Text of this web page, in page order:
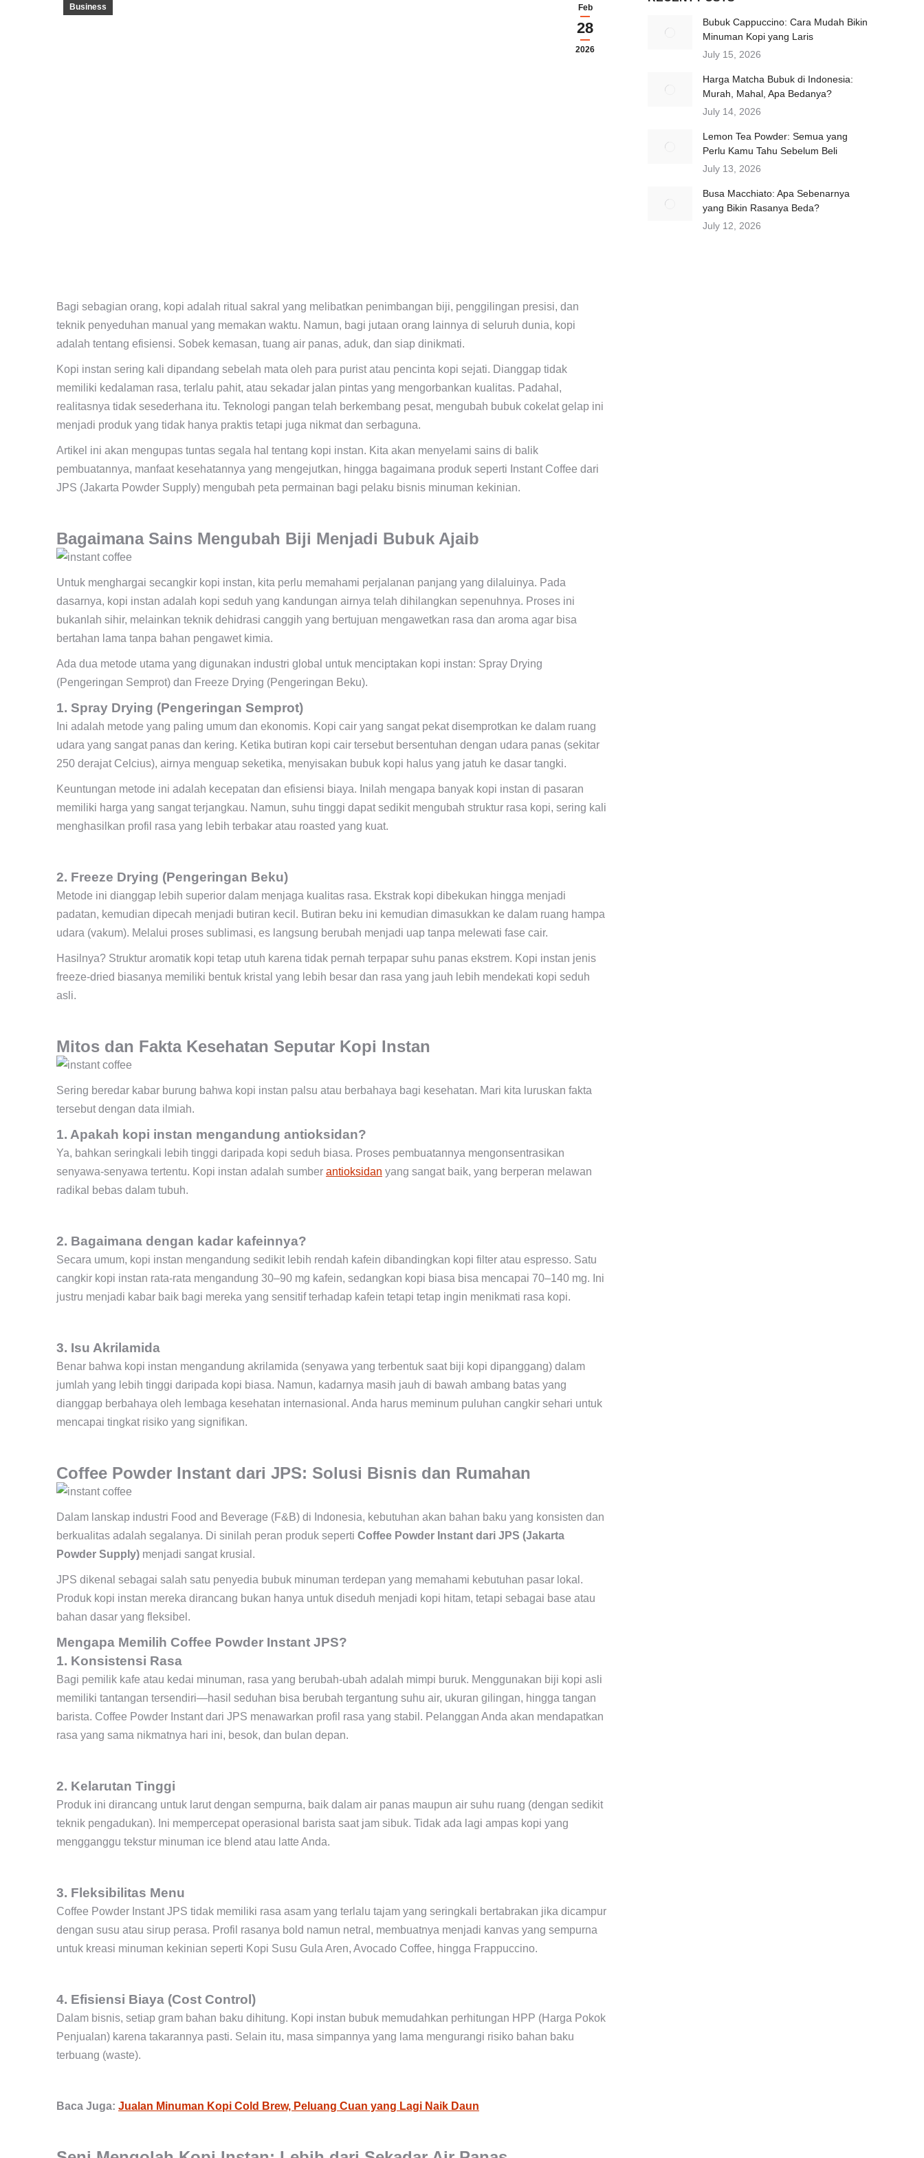
Feb
28
2026
Business
Bagi sebagian orang, kopi adalah ritual sakral yang melibatkan penimbangan biji, penggilingan presisi, dan
teknik penyeduhan manual yang memakan waktu. Namun, bagi jutaan orang lainnya di seluruh dunia, kopi
adalah tentang efisiensi. Sobek kemasan, tuang air panas, aduk, dan siap dinikmati.
Kopi instan sering kali dipandang sebelah mata oleh para purist atau pencinta kopi sejati. Dianggap tidak
memiliki kedalaman rasa, terlalu pahit, atau sekadar jalan pintas yang mengorbankan kualitas. Padahal,
realitasnya tidak sesederhana itu. Teknologi pangan telah berkembang pesat, mengubah bubuk cokelat gelap ini
menjadi produk yang tidak hanya praktis tetapi juga nikmat dan serbaguna.
Artikel ini akan mengupas tuntas segala hal tentang kopi instan. Kita akan menyelami sains di balik
pembuatannya, manfaat kesehatannya yang mengejutkan, hingga bagaimana produk seperti Instant Coffee dari
JPS (Jakarta Powder Supply) mengubah peta permainan bagi pelaku bisnis minuman kekinian.
Bagaimana Sains Mengubah Biji Menjadi Bubuk Ajaib
Untuk menghargai secangkir kopi instan, kita perlu memahami perjalanan panjang yang dilaluinya. Pada
dasarnya, kopi instan adalah kopi seduh yang kandungan airnya telah dihilangkan sepenuhnya. Proses ini
bukanlah sihir, melainkan teknik dehidrasi canggih yang bertujuan mengawetkan rasa dan aroma agar bisa
bertahan lama tanpa bahan pengawet kimia.
Ada dua metode utama yang digunakan industri global untuk menciptakan kopi instan: Spray Drying
(Pengeringan Semprot) dan Freeze Drying (Pengeringan Beku).
1. Spray Drying (Pengeringan Semprot)
Ini adalah metode yang paling umum dan ekonomis. Kopi cair yang sangat pekat disemprotkan ke dalam ruang
udara yang sangat panas dan kering. Ketika butiran kopi cair tersebut bersentuhan dengan udara panas (sekitar
250 derajat Celcius), airnya menguap seketika, menyisakan bubuk kopi halus yang jatuh ke dasar tangki.
Keuntungan metode ini adalah kecepatan dan efisiensi biaya. Inilah mengapa banyak kopi instan di pasaran
memiliki harga yang sangat terjangkau. Namun, suhu tinggi dapat sedikit mengubah struktur rasa kopi, sering kali
menghasilkan profil rasa yang lebih terbakar atau roasted yang kuat.
2. Freeze Drying (Pengeringan Beku)
Metode ini dianggap lebih superior dalam menjaga kualitas rasa. Ekstrak kopi dibekukan hingga menjadi
padatan, kemudian dipecah menjadi butiran kecil. Butiran beku ini kemudian dimasukkan ke dalam ruang hampa
udara (vakum). Melalui proses sublimasi, es langsung berubah menjadi uap tanpa melewati fase cair.
Hasilnya? Struktur aromatik kopi tetap utuh karena tidak pernah terpapar suhu panas ekstrem. Kopi instan jenis
freeze-dried biasanya memiliki bentuk kristal yang lebih besar dan rasa yang jauh lebih mendekati kopi seduh
asli.
Mitos dan Fakta Kesehatan Seputar Kopi Instan
Sering beredar kabar burung bahwa kopi instan palsu atau berbahaya bagi kesehatan. Mari kita luruskan fakta
tersebut dengan data ilmiah.
1. Apakah kopi instan mengandung antioksidan?
Ya, bahkan seringkali lebih tinggi daripada kopi seduh biasa. Proses pembuatannya mengonsentrasikan
senyawa-senyawa tertentu. Kopi instan adalah sumber antioksidan yang sangat baik, yang berperan melawan
radikal bebas dalam tubuh.
2. Bagaimana dengan kadar kafeinnya?
Secara umum, kopi instan mengandung sedikit lebih rendah kafein dibandingkan kopi filter atau espresso. Satu
cangkir kopi instan rata-rata mengandung 30–90 mg kafein, sedangkan kopi biasa bisa mencapai 70–140 mg. Ini
justru menjadi kabar baik bagi mereka yang sensitif terhadap kafein tetapi tetap ingin menikmati rasa kopi.
3. Isu Akrilamida
Benar bahwa kopi instan mengandung akrilamida (senyawa yang terbentuk saat biji kopi dipanggang) dalam
jumlah yang lebih tinggi daripada kopi biasa. Namun, kadarnya masih jauh di bawah ambang batas yang
dianggap berbahaya oleh lembaga kesehatan internasional. Anda harus meminum puluhan cangkir sehari untuk
mencapai tingkat risiko yang signifikan.
Coffee Powder Instant dari JPS: Solusi Bisnis dan Rumahan
Dalam lanskap industri Food and Beverage (F&B) di Indonesia, kebutuhan akan bahan baku yang konsisten dan
berkualitas adalah segalanya. Di sinilah peran produk seperti Coffee Powder Instant dari JPS (Jakarta
Powder Supply) menjadi sangat krusial.
JPS dikenal sebagai salah satu penyedia bubuk minuman terdepan yang memahami kebutuhan pasar lokal.
Produk kopi instan mereka dirancang bukan hanya untuk diseduh menjadi kopi hitam, tetapi sebagai base atau
bahan dasar yang fleksibel.
Mengapa Memilih Coffee Powder Instant JPS?
1. Konsistensi Rasa
Bagi pemilik kafe atau kedai minuman, rasa yang berubah-ubah adalah mimpi buruk. Menggunakan biji kopi asli
memiliki tantangan tersendiri—hasil seduhan bisa berubah tergantung suhu air, ukuran gilingan, hingga tangan
barista. Coffee Powder Instant dari JPS menawarkan profil rasa yang stabil. Pelanggan Anda akan mendapatkan
rasa yang sama nikmatnya hari ini, besok, dan bulan depan.
2. Kelarutan Tinggi
Produk ini dirancang untuk larut dengan sempurna, baik dalam air panas maupun air suhu ruang (dengan sedikit
teknik pengadukan). Ini mempercepat operasional barista saat jam sibuk. Tidak ada lagi ampas kopi yang
mengganggu tekstur minuman ice blend atau latte Anda.
3. Fleksibilitas Menu
Coffee Powder Instant JPS tidak memiliki rasa asam yang terlalu tajam yang seringkali bertabrakan jika dicampur
dengan susu atau sirup perasa. Profil rasanya bold namun netral, membuatnya menjadi kanvas yang sempurna
untuk kreasi minuman kekinian seperti Kopi Susu Gula Aren, Avocado Coffee, hingga Frappuccino.
4. Efisiensi Biaya (Cost Control)
Dalam bisnis, setiap gram bahan baku dihitung. Kopi instan bubuk memudahkan perhitungan HPP (Harga Pokok
Penjualan) karena takarannya pasti. Selain itu, masa simpannya yang lama mengurangi risiko bahan baku
terbuang (waste).
Baca Juga: Jualan Minuman Kopi Cold Brew, Peluang Cuan yang Lagi Naik Daun
Bubuk Cappuccino: Cara Mudah Bikin
Minuman Kopi yang Laris
July 15, 2026
Harga Matcha Bubuk di Indonesia:
Murah, Mahal, Apa Bedanya?
July 14, 2026
Lemon Tea Powder: Semua yang
Perlu Kamu Tahu Sebelum Beli
July 13, 2026
Busa Macchiato: Apa Sebenarnya
yang Bikin Rasanya Beda?
July 12, 2026